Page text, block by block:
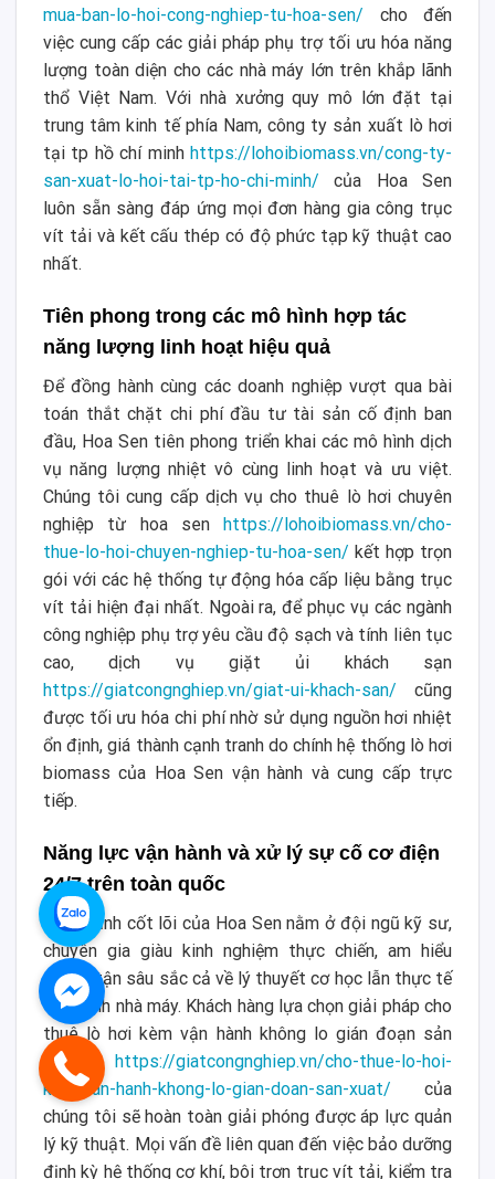
mua-ban-lo-hoi-cong-nghiep-tu-hoa-sen/ cho đến
việc cung cấp các giải pháp phụ trợ tối ưu hóa năng
lượng toàn diện cho các nhà máy lớn trên khắp lãnh
thổ Việt Nam. Với nhà xưởng quy mô lớn đặt tại
trung tâm kinh tế phía Nam, công ty sản xuất lò hơi
tại tp hồ chí minh https://lohoibiomass.vn/cong-ty-
san-xuat-lo-hoi-tai-tp-ho-chi-minh/ của Hoa Sen
luôn sẵn sàng đáp ứng mọi đơn hàng gia công trục
vít tải và kết cấu thép có độ phức tạp kỹ thuật cao
nhất.
Tiên phong trong các mô hình hợp tác
năng lượng linh hoạt hiệu quả
Để đồng hành cùng các doanh nghiệp vượt qua bài
toán thắt chặt chi phí đầu tư tài sản cố định ban
đầu, Hoa Sen tiên phong triển khai các mô hình dịch
vụ năng lượng nhiệt vô cùng linh hoạt và ưu việt.
Chúng tôi cung cấp dịch vụ cho thuê lò hơi chuyên
nghiệp từ hoa sen https://lohoibiomass.vn/cho-
thue-lo-hoi-chuyen-nghiep-tu-hoa-sen/ kết hợp trọn
gói với các hệ thống tự động hóa cấp liệu bằng trục
vít tải hiện đại nhất. Ngoài ra, để phục vụ các ngành
công nghiệp phụ trợ yêu cầu độ sạch và tính liên tục
cao, dịch vụ giặt ủi khách sạn
https://giatcongnghiep.vn/giat-ui-khach-san/ cũng
được tối ưu hóa chi phí nhờ sử dụng nguồn hơi nhiệt
ổn định, giá thành cạnh tranh do chính hệ thống lò hơi
biomass của Hoa Sen vận hành và cung cấp trực
tiếp.
Năng lực vận hành và xử lý sự cố cơ điện
24/7 trên toàn quốc
Sức mạnh cốt lõi của Hoa Sen nằm ở đội ngũ kỹ sư,
chuyên gia giàu kinh nghiệm thực chiến, am hiểu
tường tận sâu sắc cả về lý thuyết cơ học lẫn thực tế
vận hành nhà máy. Khách hàng lựa chọn giải pháp cho
thuê lò hơi kèm vận hành không lo gián đoạn sản
xuất https://giatcongnghiep.vn/cho-thue-lo-hoi-
kem-van-hanh-khong-lo-gian-doan-san-xuat/ của
chúng tôi sẽ hoàn toàn giải phóng được áp lực quản
lý kỹ thuật. Mọi vấn đề liên quan đến việc bảo dưỡng
định kỳ hệ thống cơ khí, bôi trơn trục vít tải, kiểm tra